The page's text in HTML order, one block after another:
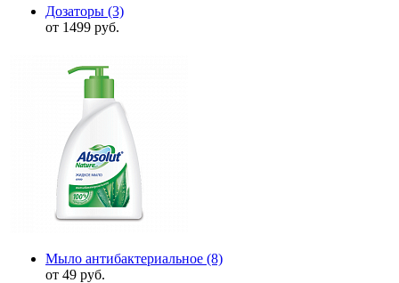
Дозаторы (3)
от 1499 руб.
Мыло антибактериальное (8)
от 49 руб.